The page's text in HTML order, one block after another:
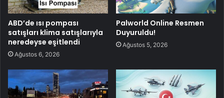
ABD’de ısı pompası
satışları klima satışlarıyla
neredeyse eşitlendi
Ağustos 6, 2026
Palworld Online Resmen
Duyuruldu!
Ağustos 5, 2026